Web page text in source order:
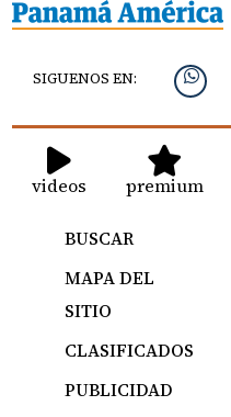
SIGUENOS EN:
videos premium
BUSCAR
MAPA DEL
SITIO
CLASIFICADOS
PUBLICIDAD